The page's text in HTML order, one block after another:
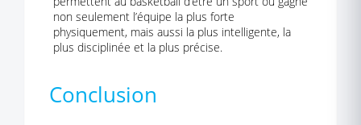
non seulement l’équipe la plus forte
physiquement, mais aussi la plus intelligente, la
plus disciplinée et la plus précise.
Conclusion